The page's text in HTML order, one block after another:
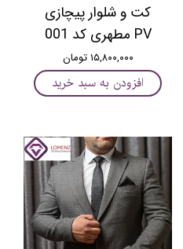
کت و شلوار پیچازی
PV مطهری کد 001
۱۵,۸۰۰,۰۰۰ تومان
افزودن به سبد خرید